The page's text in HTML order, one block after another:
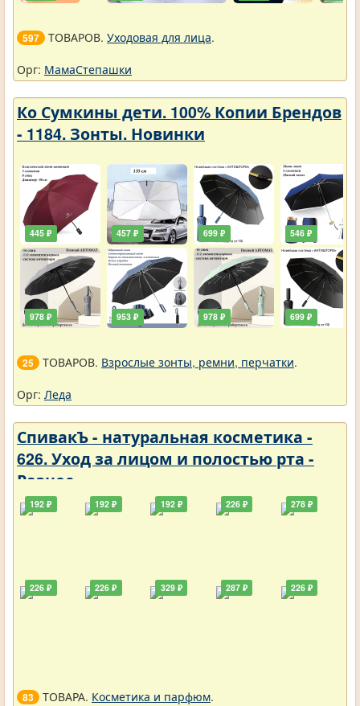
597 ТОВАРОВ. Уходовая для лица.
Орг: МамаСтепашки
Ко Сумкины дети. 100% Копии Брендов
- 1184. Зонты. Новинки
445 ₽
978 ₽
457 ₽
953 ₽
699 ₽
978 ₽
546 ₽
699 ₽
25 ТОВАРОВ. Взрослые зонты, ремни, перчатки.
Орг: Леда
СпивакЪ - натуральная косметика -
626. Уход за лицом и полостью рта -
Разное
192 ₽
226 ₽
192 ₽
226 ₽
192 ₽
329 ₽
226 ₽
287 ₽
278 ₽
226 ₽
83 ТОВАРА. Косметика и парфюм.